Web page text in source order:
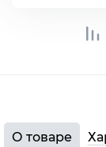
О товаре